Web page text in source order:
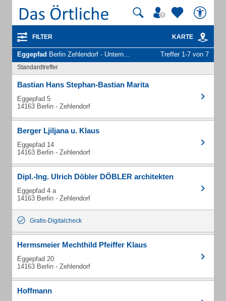
FILTER KARTE
Eggepfad Berlin Zehlendorf - Unternehmen und Personen Treffer 1-7 von 7
Standardtreffer
Bastian Hans Stephan-Bastian Marita
Eggepfad 5
14163 Berlin - Zehlendorf
Berger Ljiljana u. Klaus
Eggepfad 14
14163 Berlin - Zehlendorf
Dipl.-Ing. Ulrich Döbler DÖBLER architekten
Eggepfad 4 a
14163 Berlin - Zehlendorf
Gratis-Digitalcheck
Hermsmeier Mechthild Pfeiffer Klaus
Eggepfad 20
14163 Berlin - Zehlendorf
Hoffmann